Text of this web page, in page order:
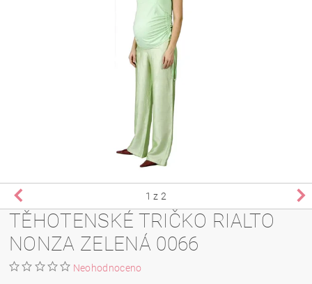
1 z 2
TĚHOTENSKÉ TRIČKO RIALTO
NONZA ZELENÁ 0066
Neohodnoceno